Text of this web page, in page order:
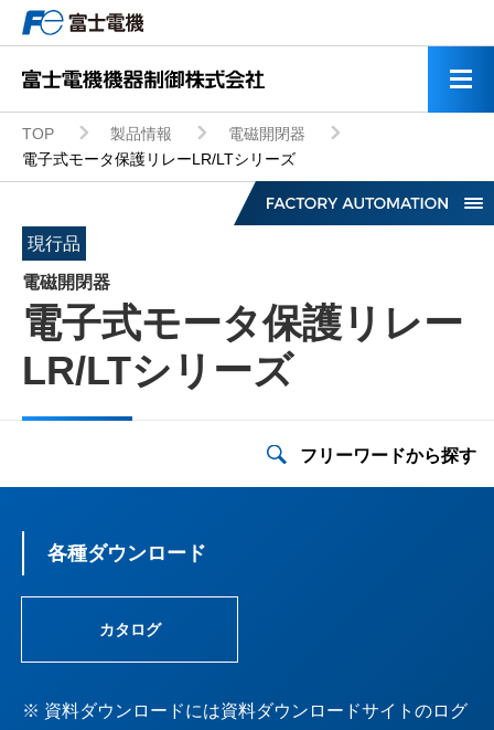
低圧インバータ
TOP 製品情報
電磁開閉器
電子式モータ保護リレーLR/LTシリーズ
現行品
電磁開閉器
電子式モータ保護リレー
LR/LTシリーズ
フリーワードから探す
各種ダウンロード
カタログ
※ 資料ダウンロードには資料ダウンロードサイトのログ